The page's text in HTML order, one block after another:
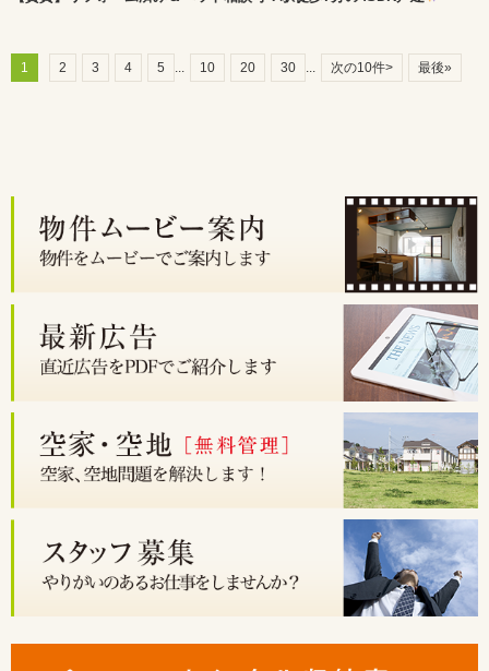
1 2 3 4 5 ... 10 20 30 ... 次の10件> 最後»